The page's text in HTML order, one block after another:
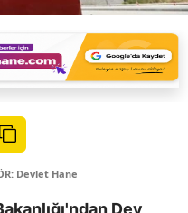
Devlet Hane